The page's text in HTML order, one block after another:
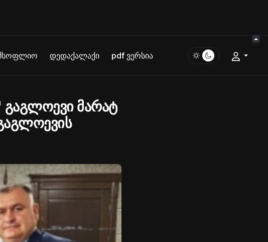
დედაქალაქი pdf ვერსია
მარატ